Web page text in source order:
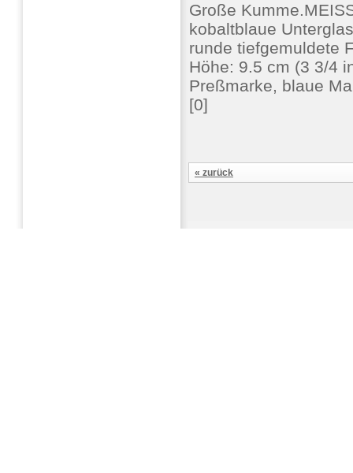
Große
kobaltblaue
runde tiefgemuldete
Höhe: 9.5 cm (3 3/4
Preßmarke, blaue
[0]
« zurück